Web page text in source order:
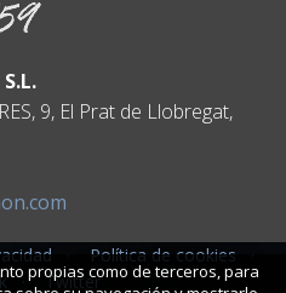
9, El Prat de Llobregat,
Política de cookies
·Twitter
propias como de terceros, para